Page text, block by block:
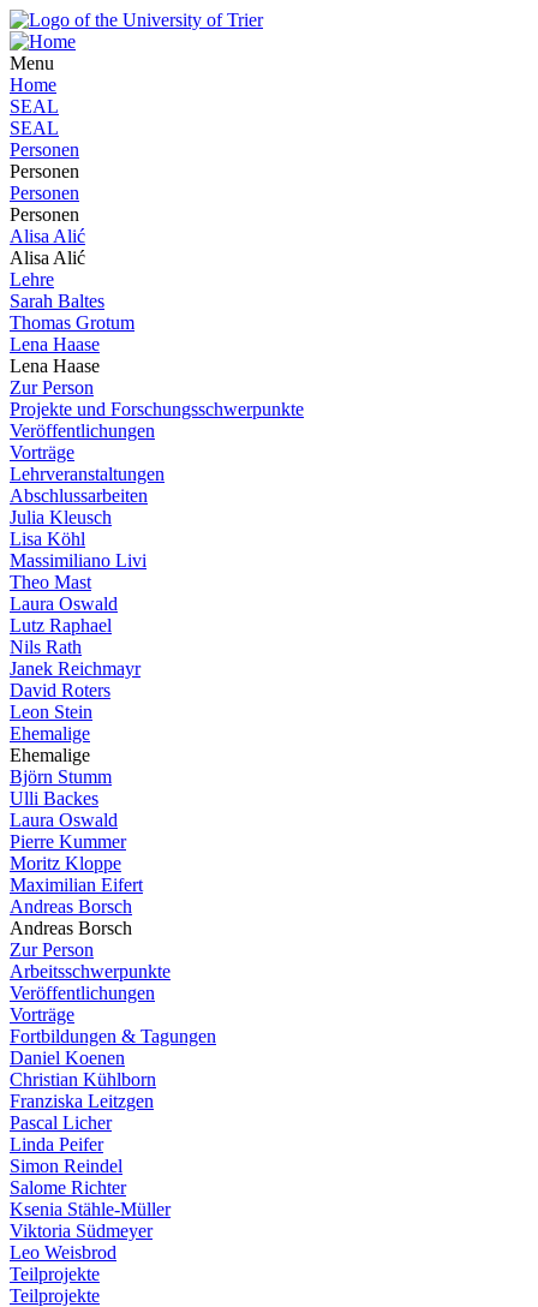
Menu
Home
SEAL
SEAL
Personen
Personen
Personen
Personen
Alisa Alić
Alisa Alić
Lehre
Sarah Baltes
Thomas Grotum
Lena Haase
Lena Haase
Zur Person
Projekte und Forschungsschwerpunkte
Veröffentlichungen
Vorträge
Lehrveranstaltungen
Abschlussarbeiten
Julia Kleusch
Lisa Köhl
Massimiliano Livi
Theo Mast
Laura Oswald
Lutz Raphael
Nils Rath
Janek Reichmayr
David Roters
Leon Stein
Ehemalige
Ehemalige
Björn Stumm
Ulli Backes
Laura Oswald
Pierre Kummer
Moritz Kloppe
Maximilian Eifert
Andreas Borsch
Andreas Borsch
Zur Person
Arbeitsschwerpunkte
Veröffentlichungen
Vorträge
Fortbildungen & Tagungen
Daniel Koenen
Christian Kühlborn
Franziska Leitzgen
Pascal Licher
Linda Peifer
Simon Reindel
Salome Richter
Ksenia Stähle-Müller
Viktoria Südmeyer
Leo Weisbrod
Teilprojekte
Teilprojekte